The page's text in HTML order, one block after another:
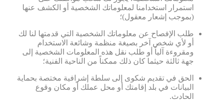
استمرار استخدامنا لمعلوماتك الشخصية أو الكشف عنها
(بموجب إشعار معقول)؛
طلب الإفصاح عن معلوماتك الشخصية التي قدمتها لنا لك
أو لأي شخص آخر بصيغة منظمة وشائعة الاستخدام
ومقروءة آلياً أو طلب نقل هذه المعلومات الشخصية إلى
جهة ثالثة حيثما كان ذلك ممكناً من الناحية الفنية؛
الحق في تقديم شكوى إلى سلطة إشرافية مختصة بحماية
البيانات في بلد إقامتك أو محل عملك أو مكان وقوع
الحادث.